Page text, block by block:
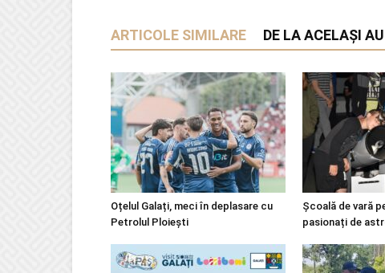
ARTICOLE SIMILARE DE LA ACELAȘI
Oțelul Galați, meci în deplasare cu
Petrolul Ploiești
Școală de vară
pasionați de